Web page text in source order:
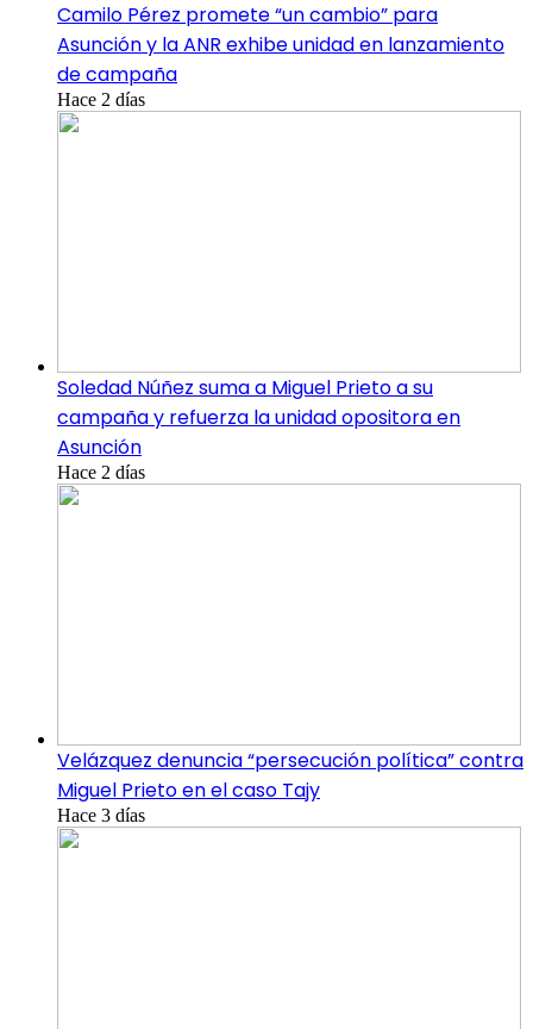
Camilo Pérez promete “un cambio” para
Asunción y la ANR exhibe unidad en lanzamiento
de campaña
Hace 2 días
Soledad Núñez suma a Miguel Prieto a su
campaña y refuerza la unidad opositora en
Asunción
Hace 2 días
Velázquez denuncia “persecución política” contra
Miguel Prieto en el caso Tajy
Hace 3 días